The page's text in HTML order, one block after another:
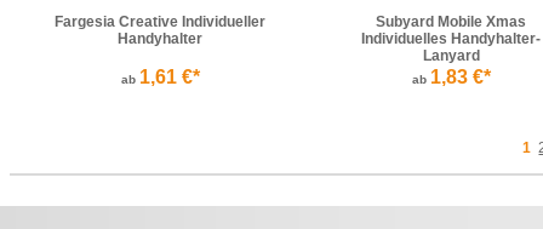
Fargesia Creative Individueller
Handyhalter
ab 1,61 €*
Subyard Mobile Xmas
Individuelles Handyhalter-
Lanyard
ab 1,83 €*
1